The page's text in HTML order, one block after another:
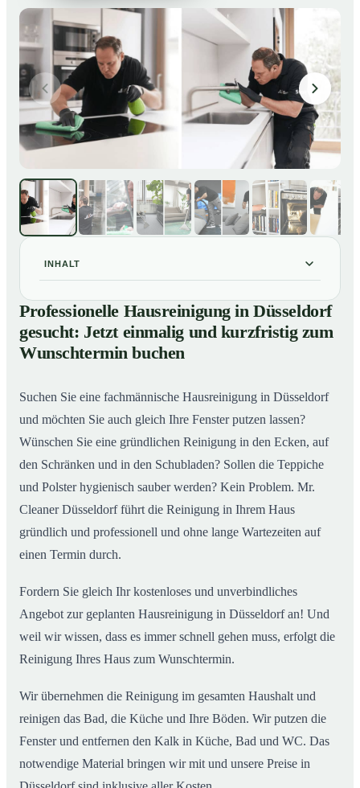
INHALT
01 Professionelle Hausreinigung in Düsseldorf gesucht:
Jetzt einmalig und kurzfristig zum Wunschtermin
buchen
02So läuft eine professionelle Hausreinigung in
Professionelle Hausreinigung in Düsseldorf
gesucht: Jetzt einmalig und kurzfristig zum
Wunschtermin buchen
Suchen Sie eine fachmännische Hausreinigung in Düsseldorf
und möchten Sie auch gleich Ihre Fenster putzen lassen?
Wünschen Sie eine gründlichen Reinigung in den Ecken, auf
den Schränken und in den Schubladen? Sollen die Teppiche
und Polster hygienisch sauber werden? Kein Problem. Mr.
Cleaner Düsseldorf führt die Reinigung in Ihrem Haus
gründlich und professionell und ohne lange Wartezeiten auf
einen Termin durch.
Fordern Sie gleich Ihr kostenloses und unverbindliches
Angebot zur geplanten Hausreinigung in Düsseldorf an! Und
weil wir wissen, dass es immer schnell gehen muss, erfolgt die
Reinigung Ihres Haus zum Wunschtermin.
Wir übernehmen die Reinigung im gesamten Haushalt und
reinigen das Bad, die Küche und Ihre Böden. Wir putzen die
Fenster und entfernen den Kalk in Küche, Bad und WC. Das
notwendige Material bringen wir mit und unsere Preise in